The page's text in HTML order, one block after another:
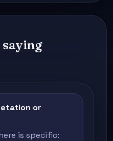
saying
or
is specific: